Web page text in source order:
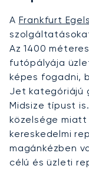
A Frankfurt
Az 1400
futópályája
képes fogadni,
Jet kategóriájú
Midsize típust
közelsége
kereskedelmi
magánkézben
célú és üzleti